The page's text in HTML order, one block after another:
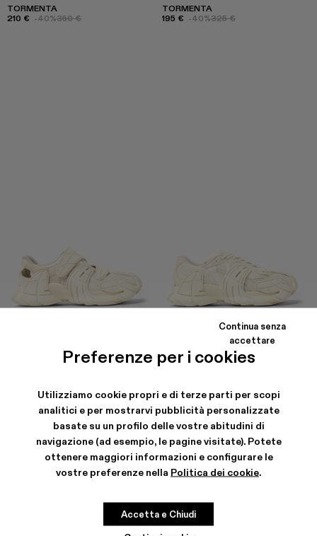
Preferenze per i cookies
Utilizziamo cookie propri e di terze parti per scopi
analitici e per mostrarvi pubblicità personalizzate
basate su un profilo delle vostre abitudini di
navigazione (ad esempio, le pagine visitate). Potete
ottenere maggiori informazioni e configurare le
vostre preferenze nella Politica dei cookie.
Continua senza
accettare
Accetta e Chiudi
TORMENTA
210 € -40%350 €
TORMENTA
195 € -40%325 €
350 €